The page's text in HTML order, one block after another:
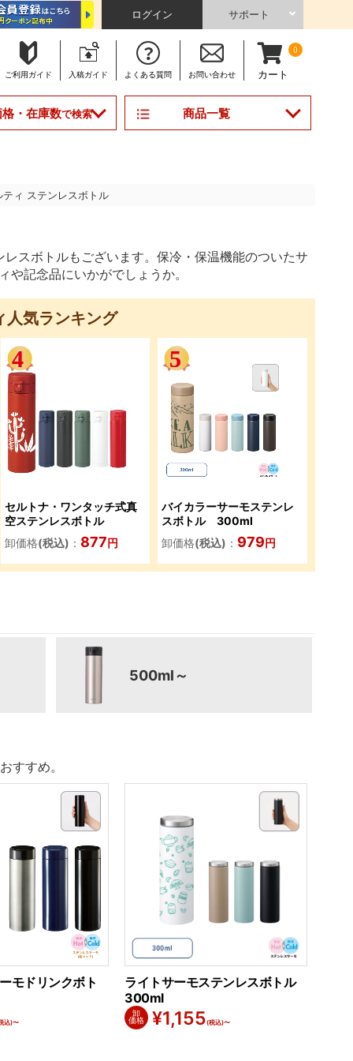
ログイン サポート
ご利用ガイド 入稿ガイド よくある質問 お問い合わせ
0
カート
・在庫数で検索 商品一覧
ティ ステンレスボトル
スボトルもございます。保冷・保温機能のついたサ
記念品にいかがでしょうか。
人気ランキング
セルトナ・ワンタッチ式真
空ステンレスボトル
卸価格(税込) ： 877円
バイカラーサーモステンレ
スボトル 300ml
卸価格(税込) ： 979円
500ml～
すすめ。
モドリンクボト
込)〜
ライトサーモステンレスボトル
300ml
卸
価格
¥1,155(税込)〜